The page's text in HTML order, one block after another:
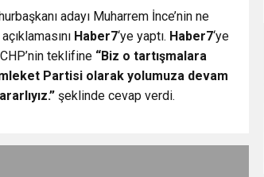
adayı Muharrem İnce’nin ne
Haber7‘ye yaptı. Haber7‘ye
CHP’nin teklifine “Biz o tartışmalara
Partisi olarak yolumuza devam
şeklinde cevap verdi.